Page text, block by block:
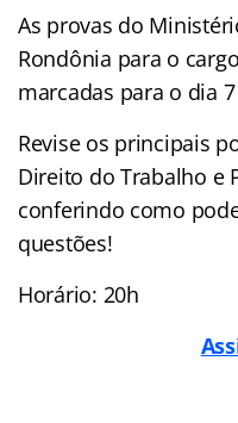
As provas do
Rondônia para o
marcadas para o dia
Revise os principais
Direito do Trabalho e
conferindo como
questões!
Horário: 20h